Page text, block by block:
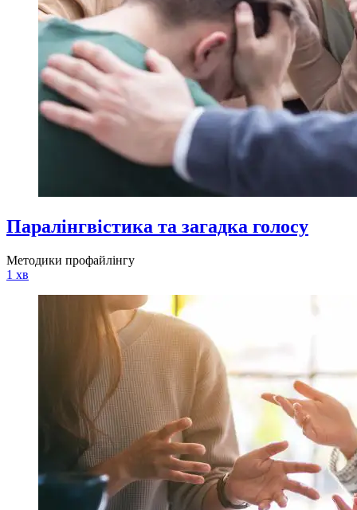
Паралінгвістика та загадка голосу
Методики профайлінгу
1 хв